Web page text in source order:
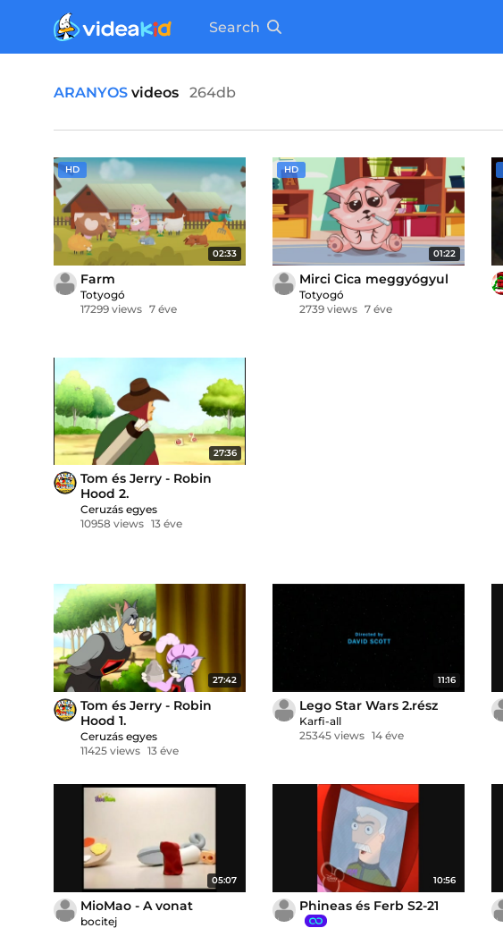
Search
ARANYOS videos 264db
HD
02:33
Farm
Totyogó
17299 views 7 éve
HD
01:22
Mirci Cica meggyógyul
Totyogó
2739 views 7 éve
27:36
Tom és Jerry - Robin
Hood 2.
Ceruzás egyes
10958 views 13 éve
27:42
Tom és Jerry - Robin
Hood 1.
Ceruzás egyes
11425 views 13 éve
11:16
Lego Star Wars 2.rész
Karfi-all
25345 views 14 éve
05:07
MioMao - A vonat
bocitej
10:56
Phineas és Ferb S2-21